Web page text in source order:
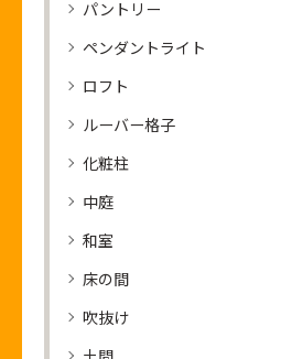
パントリー
ペンダントライト
ロフト
ルーバー格子
化粧柱
中庭
和室
床の間
吹抜け